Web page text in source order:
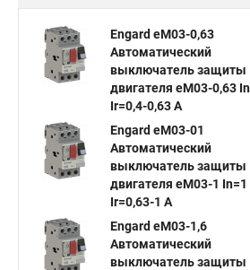
Engard eM03-0,63
Автоматический
выключатель защиты
двигателя eM03-0,63
Ir=0,4-0,63 A
Engard eM03-01
Автоматический
выключатель защиты
двигателя eM03-1 In=1
Ir=0,63-1 A
Engard eM03-1,6
Автоматический
выключатель защиты